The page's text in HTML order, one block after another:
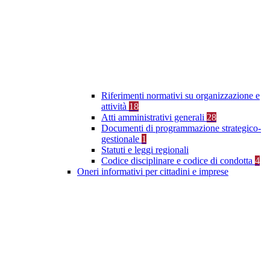
Riferimenti normativi su organizzazione e
attività 18
Atti amministrativi generali 28
Documenti di programmazione strategico-
gestionale 1
Statuti e leggi regionali
Codice disciplinare e codice di condotta 4
Oneri informativi per cittadini e imprese